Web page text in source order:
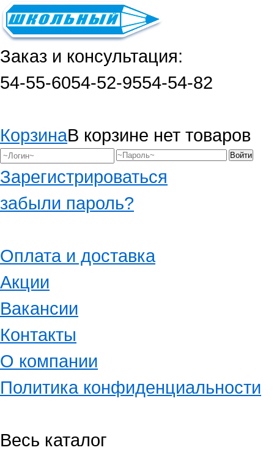
Заказ и консультация:
54-55-6054-52-9554-54-82
КорзинаВ корзине нет товаров
Зарегистрироваться
забыли пароль?
Оплата и доставка
Акции
Вакансии
Контакты
О компании
Политика конфиденциальности
Весь каталог